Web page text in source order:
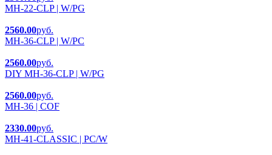
MH-22-CLP | W/PG
2560.00руб.
MH-36-CLP | W/PC
2560.00руб.
DIY MH-36-CLP | W/PG
2560.00руб.
MH-36 | COF
2330.00руб.
MH-41-CLASSIC | PC/W